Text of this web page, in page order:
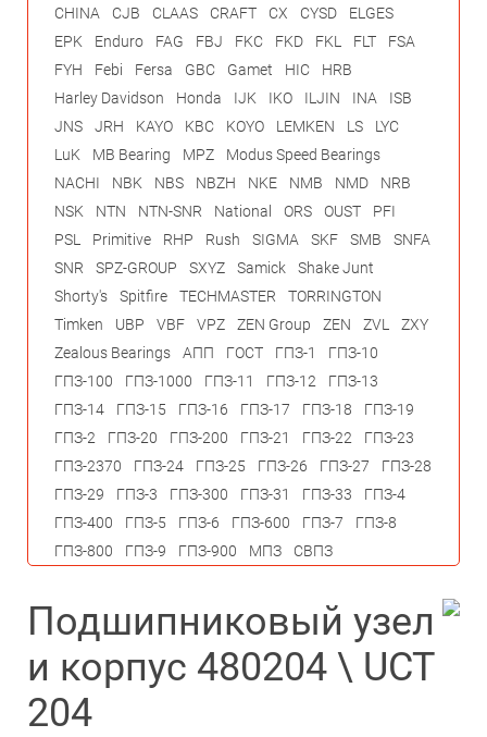
Подшипниковый узел
и корпус 480204 \ UCT
204
CHINA
CJB CLAAS CRAFT CX CYSD
ELGES
EPK
Enduro FAG FBJ FKC FKD FKL FLT
FSA
FYH
Febi Fersa GBC Gamet HIC
HRB
Harley Davidson
Honda IJK IKO ILJIN INA
ISB
JNS
JRH KAYO KBC KOYO LEMKEN LS
LYC
LuK
MB Bearing MPZ
Modus Speed Bearings
NACHI
NBK NBS NBZH NKE NMB NMD
NRB
NSK
NTN NTN-SNR National ORS OUST
PFI
PSL
Primitive RHP Rush SIGMA SKF SMB
SNFA
SNR
SPZ-GROUP SXYZ Samick
Shake Junt
Shorty's
Spitfire TECHMASTER
TORRINGTON
Timken
UBP VBF VPZ ZEN Group ZEN ZVL
ZXY
Zealous Bearings
АПП ГОСТ ГПЗ-1
ГПЗ-10
ГПЗ-100
ГПЗ-1000 ГПЗ-11 ГПЗ-12
ГПЗ-13
ГПЗ-14
ГПЗ-15 ГПЗ-16 ГПЗ-17 ГПЗ-18
ГПЗ-19
ГПЗ-2
ГПЗ-20 ГПЗ-200 ГПЗ-21 ГПЗ-22
ГПЗ-23
ГПЗ-2370
ГПЗ-24 ГПЗ-25 ГПЗ-26 ГПЗ-27
ГПЗ-28
ГПЗ-29
ГПЗ-3 ГПЗ-300 ГПЗ-31 ГПЗ-33
ГПЗ-4
ГПЗ-400
ГПЗ-5 ГПЗ-6 ГПЗ-600 ГПЗ-7
ГПЗ-8
ГПЗ-800
ГПЗ-9 ГПЗ-900 МПЗ СВПЗ